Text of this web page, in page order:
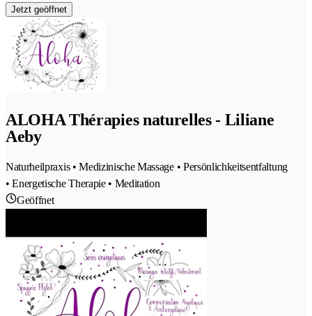
Jetzt geöffnet
ALOHA Thérapies naturelles - Liliane
Aeby
Naturheilpraxis • Medizinische Massage • Persönlichkeitsentfaltung
• Energetische Therapie • Meditation
Geöffnet